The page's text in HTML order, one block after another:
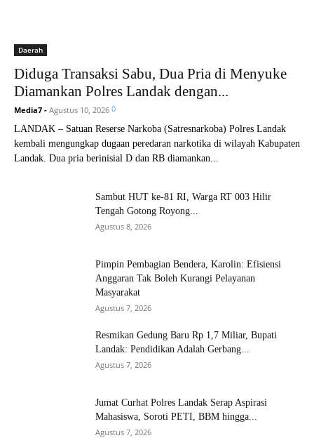
Daerah
Diduga Transaksi Sabu, Dua Pria di Menyuke
Diamankan Polres Landak dengan...
Media7 - Agustus 10, 2026 0
LANDAK – Satuan Reserse Narkoba (Satresnarkoba) Polres Landak
kembali mengungkap dugaan peredaran narkotika di wilayah Kabupaten
Landak. Dua pria berinisial D dan RB diamankan...
Sambut HUT ke-81 RI, Warga RT 003 Hilir
Tengah Gotong Royong...
Agustus 8, 2026
Pimpin Pembagian Bendera, Karolin: Efisiensi
Anggaran Tak Boleh Kurangi Pelayanan
Masyarakat
Agustus 7, 2026
Resmikan Gedung Baru Rp 1,7 Miliar, Bupati
Landak: Pendidikan Adalah Gerbang...
Agustus 7, 2026
Jumat Curhat Polres Landak Serap Aspirasi
Mahasiswa, Soroti PETI, BBM hingga...
Agustus 7, 2026